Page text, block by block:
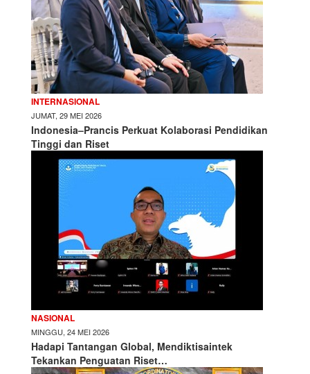
INTERNASIONAL
JUMAT, 29 MEI 2026
Indonesia–Prancis Perkuat Kolaborasi Pendidikan
Tinggi dan Riset
NASIONAL
MINGGU, 24 MEI 2026
Hadapi Tantangan Global, Mendiktisaintek
Tekankan Penguatan Riset…